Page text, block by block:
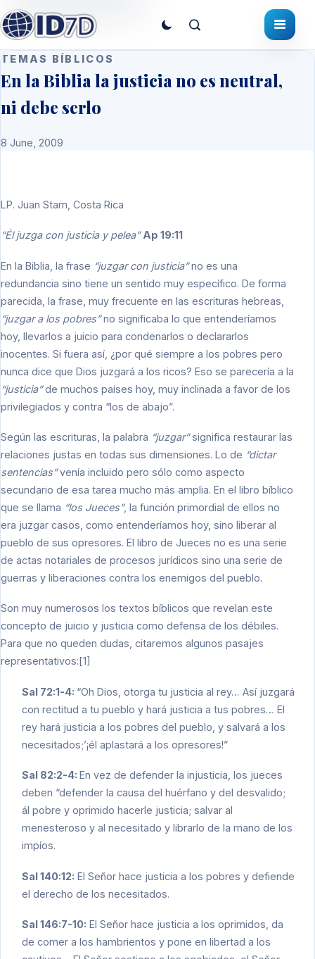
TEMAS BÍBLICOS
En la Biblia la justicia no es neutral,
ni debe serlo
8 June, 2009
LP. Juan Stam, Costa Rica
“Él juzga con justicia y pelea” Ap 19:11
En la Biblia, la frase “juzgar con justicia”no es una
redundancia sino tiene un sentido muy específico. De forma
parecida, la frase, muy frecuente en las escrituras hebreas,
“juzgar a los pobres”no significaba lo que entenderíamos
hoy, llevarlos a juicio para condenarlos o declararlos
inocentes. Si fuera así, ¿por qué siempre a los pobres pero
nunca dice que Dios juzgará a los ricos? Eso se parecería a la
“justicia”de muchos países hoy, muy inclinada a favor de los
privilegiados y contra “los de abajo”.
Según las escrituras, la palabra “juzgar”significa restaurar las
relaciones justas en todas sus dimensiones. Lo de “dictar
sentencias”venía incluido pero sólo como aspecto
secundario de esa tarea mucho más amplia. En el libro bíblico
que se llama “los Jueces”, la función primordial de ellos no
era juzgar casos, como entenderíamos hoy, sino liberar al
pueblo de sus opresores. El libro de Jueces no es una serie
de actas notariales de procesos jurídicos sino una serie de
guerras y liberaciones contra los enemigos del pueblo.
Son muy numerosos los textos bíblicos que revelan este
concepto de juicio y justicia como defensa de los débiles.
Para que no queden dudas, citaremos algunos pasajes
representativos:[1]
Sal 72:1-4: “Oh Dios, otorga tu justicia al rey… Así juzgará
con rectitud a tu pueblo y hará justicia a tus pobres… El
rey hará justicia a los pobres del pueblo, y salvará a los
necesitados;’¡él aplastará a los opresores!”
Sal 82:2-4: En vez de defender la injusticia, los jueces
deben “defender la causa del huérfano y del desvalido;
ál pobre y oprimido hacerle justicia; salvar al
menesteroso y al necesitado y librarlo de la mano de los
impíos.
Sal 140:12: El Señor hace justicia a los pobres y defiende
el derecho de los necesitados.
Sal 146:7-10: El Señor hace justicia a los oprimidos, da
de comer a los hambrientos y pone en libertad a los